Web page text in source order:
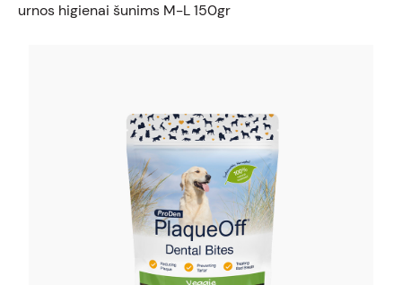
urnos higienai šunims M-L 150gr